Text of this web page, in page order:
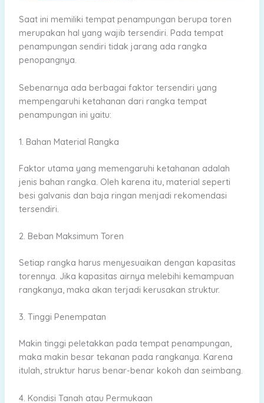
Saat ini memiliki tempat penampungan berupa toren
merupakan hal yang wajib tersendiri. Pada tempat
penampungan sendiri tidak jarang ada rangka
penopangnya.
Sebenarnya ada berbagai faktor tersendiri yang
mempengaruhi ketahanan dari rangka tempat
penampungan ini yaitu:
1. Bahan Material Rangka
Faktor utama yang memengaruhi ketahanan adalah
jenis bahan rangka. Oleh karena itu, material seperti
besi galvanis dan baja ringan menjadi rekomendasi
tersendiri.
2. Beban Maksimum Toren
Setiap rangka harus menyesuaikan dengan kapasitas
torennya. Jika kapasitas airnya melebihi kemampuan
rangkanya, maka akan terjadi kerusakan struktur.
3. Tinggi Penempatan
Makin tinggi peletakkan pada tempat penampungan,
maka makin besar tekanan pada rangkanya. Karena
itulah, struktur harus benar-benar kokoh dan seimbang.
4. Kondisi Tanah atau Permukaan